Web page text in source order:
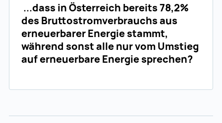
...dass in Österreich bereits 78,2%
des Bruttostromverbrauchs aus
erneuerbarer Energie stammt,
während sonst alle nur vom Umstieg
auf erneuerbare Energie sprechen?